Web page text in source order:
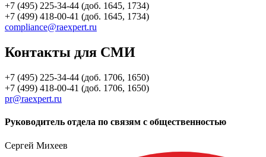
+7 (495) 225-34-44 (доб. 1645, 1734)
+7 (499) 418-00-41 (доб. 1645, 1734)
compliance@raexpert.ru
Контакты для СМИ
+7 (495) 225-34-44 (доб. 1706, 1650)
+7 (499) 418-00-41 (доб. 1706, 1650)
pr@raexpert.ru
Руководитель отдела по связям с общественностью
Сергей Михеев